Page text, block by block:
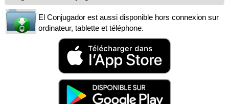
El Conjugador est aussi disponible hors connexion sur
ordinateur, tablette et téléphone.